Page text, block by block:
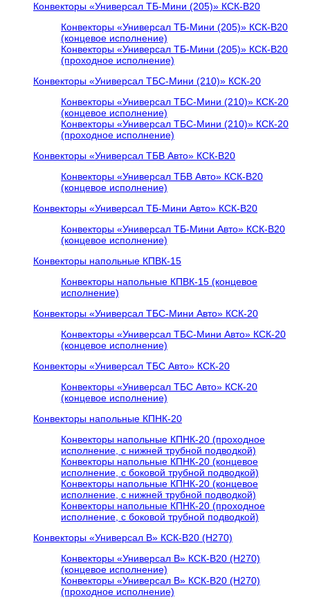
Конвекторы «Универсал ТБ-Мини (205)» КСК-В20
Конвекторы «Универсал ТБ-Мини (205)» КСК-В20
(концевое исполнение)
Конвекторы «Универсал ТБ-Мини (205)» КСК-В20
(проходное исполнение)
Конвекторы «Универсал ТБС-Мини (210)» КСК-20
Конвекторы «Универсал ТБС-Мини (210)» КСК-20
(концевое исполнение)
Конвекторы «Универсал ТБС-Мини (210)» КСК-20
(проходное исполнение)
Конвекторы «Универсал ТБВ Авто» КСК-В20
Конвекторы «Универсал ТБВ Авто» КСК-В20
(концевое исполнение)
Конвекторы «Универсал ТБ-Мини Авто» КСК-В20
Конвекторы «Универсал ТБ-Мини Авто» КСК-В20
(концевое исполнение)
Конвекторы напольные КПВК-15
Конвекторы напольные КПВК-15 (концевое
исполнение)
Конвекторы «Универсал ТБC-Мини Авто» КСК-20
Конвекторы «Универсал ТБC-Мини Авто» КСК-20
(концевое исполнение)
Конвекторы «Универсал ТБC Авто» КСК-20
Конвекторы «Универсал ТБC Авто» КСК-20
(концевое исполнение)
Конвекторы напольные КПНК-20
Конвекторы напольные КПНК-20 (проходное
исполнение, с нижней трубной подводкой)
Конвекторы напольные КПНК-20 (концевое
исполнение, с боковой трубной подводкой)
Конвекторы напольные КПНК-20 (концевое
исполнение, с нижней трубной подводкой)
Конвекторы напольные КПНК-20 (проходное
исполнение, с боковой трубной подводкой)
Конвекторы «Универсал В» КСК-В20 (H270)
Конвекторы «Универсал В» КСК-В20 (H270)
(концевое исполнение)
Конвекторы «Универсал В» КСК-В20 (H270)
(проходное исполнение)